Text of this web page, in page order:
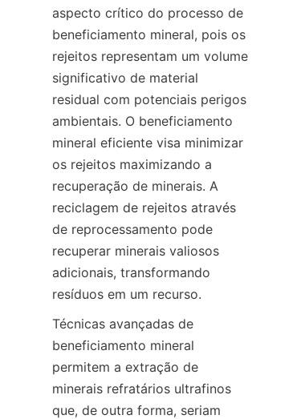
aspecto crítico do processo de
beneficiamento mineral, pois os
rejeitos representam um volume
significativo de material
residual com potenciais perigos
ambientais. O beneficiamento
mineral eficiente visa minimizar
os rejeitos maximizando a
recuperação de minerais. A
reciclagem de rejeitos através
de reprocessamento pode
recuperar minerais valiosos
adicionais, transformando
Técnicas avançadas de
beneficiamento mineral
permitem a extração de
minerais refratários ultrafinos
que, de outra forma, seriam